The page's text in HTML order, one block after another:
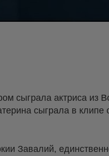
сыграла актриса из
сыграла в клипе
Завалий,